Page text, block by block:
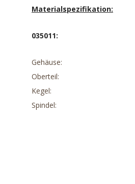
Materialspezifikation:
035011:
Gehäuse:
Oberteil:
Kegel:
Spindel: